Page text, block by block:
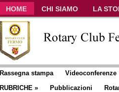
HOME CHI SIAMO LA
CLUB COMMUNICATOR
Rassegna stampa Videoconferenze
RUBRICHE » Pubblicazioni